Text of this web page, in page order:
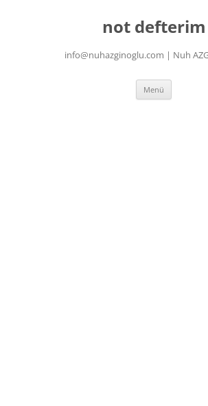
not defterim
info@nuhazginoglu.com | Nuh
Menü